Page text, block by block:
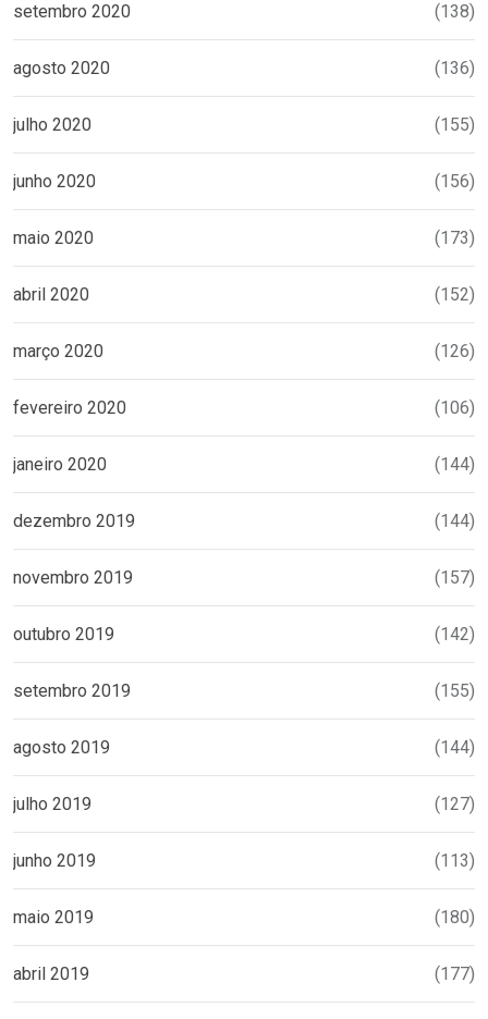
setembro 2020 (138)
agosto 2020 (136)
julho 2020 (155)
junho 2020 (156)
maio 2020 (173)
abril 2020 (152)
março 2020 (126)
fevereiro 2020 (106)
janeiro 2020 (144)
dezembro 2019 (144)
novembro 2019 (157)
outubro 2019 (142)
setembro 2019 (155)
agosto 2019 (144)
julho 2019 (127)
junho 2019 (113)
maio 2019 (180)
abril 2019 (177)